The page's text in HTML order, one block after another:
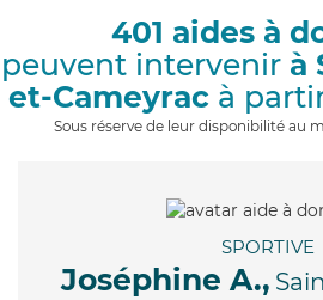
401 aides à
peuvent intervenir à
et-Cameyrac à
Sous réserve de leur disponibilité au
SPORTIVE
Joséphine A.,